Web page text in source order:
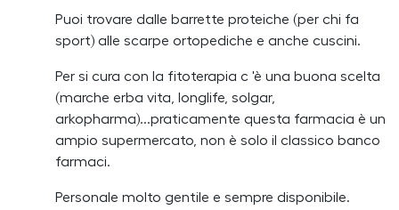
Puoi trovare dalle barrette proteiche (per chi fa
sport) alle scarpe ortopediche e anche cuscini.
Per si cura con la fitoterapia c 'è una buona scelta
(marche erba vita, longlife, solgar,
arkopharma)...praticamente questa farmacia è un
ampio supermercato, non è solo il classico banco
farmaci.
Personale molto gentile e sempre disponibile.